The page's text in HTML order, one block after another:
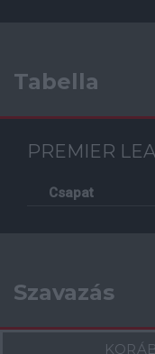
Tabella
PREMIER
Csapat
Szavazás